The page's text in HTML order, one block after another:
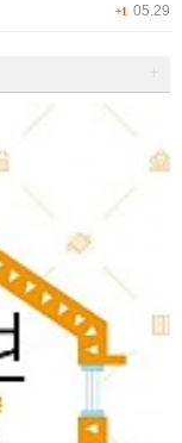
+1 05.29